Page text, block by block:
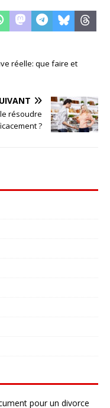
réelle: que faire et
résoudre
?
pour un divorce